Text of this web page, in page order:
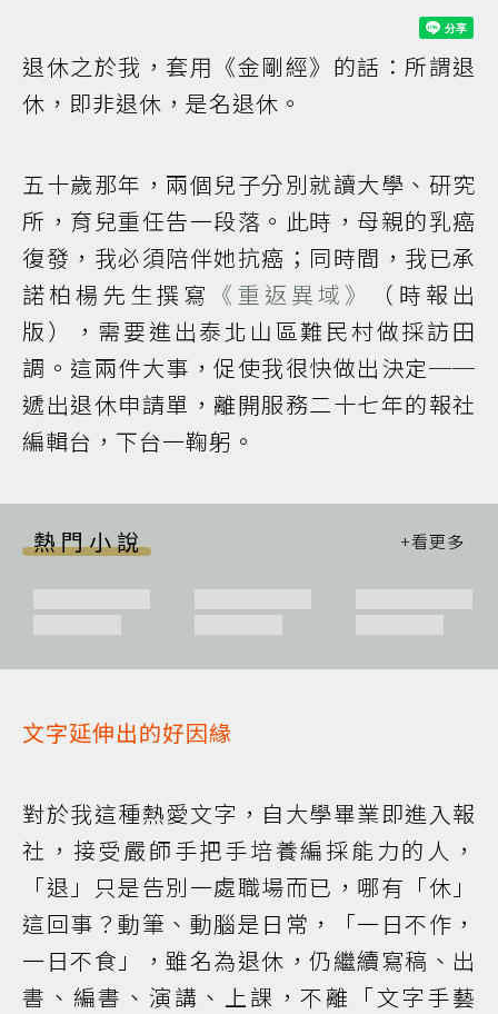
退休之於我，套用《金剛經》的話：所謂退
休，即非退休，是名退休。
五十歲那年，兩個兒子分別就讀大學、研究
所，育兒重任告一段落。此時，母親的乳癌
復發，我必須陪伴她抗癌；同時間，我已承
諾柏楊先生撰寫 《重返異域》
（時報出
版），需要進出泰北山區難民村做採訪田
調。這兩件大事，促使我很快做出決定──
遞出退休申請單，離開服務二十七年的報社
編輯台，下台一鞠躬。
熱門小說
文字延伸出的好因緣
對於我這種熱愛文字，自大學畢業即進入報
社，接受嚴師手把手培養編採能力的人，
「退」只是告別一處職場而已，哪有「休」
這回事？動筆、動腦是日常，「一日不作，
一日不食」，雖名為退休，仍繼續寫稿、出
書、編書、演講、上課，不離「文字手藝